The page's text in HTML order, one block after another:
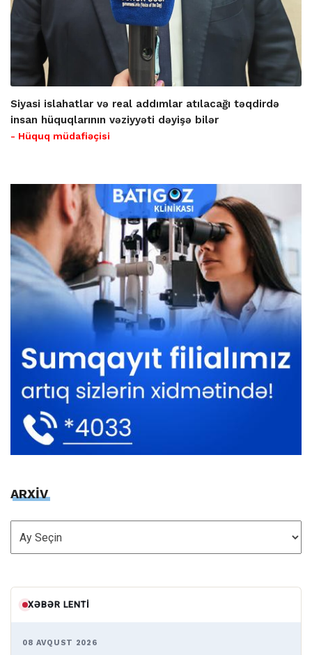
Siyasi islahatlar və real addımlar atılacağı təqdirdə
insan hüquqlarının vəziyyəti dəyişə bilər
- Hüquq müdafiəçisi
ARXİV
ARXİV
XƏBƏR LENTI
08 AVQUST 2026